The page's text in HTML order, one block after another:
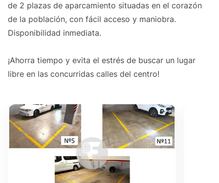
de 2 plazas de aparcamiento situadas en el corazón
de la población, con fácil acceso y maniobra.
Disponibilidad inmediata.
¡Ahorra tiempo y evita el estrés de buscar un lugar
libre en las concurridas calles del centro!